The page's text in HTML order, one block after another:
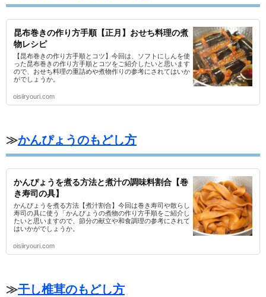
昆布巻きの作り方手順【正月】おせち料理の煮
物レシピ
【昆布巻きの作り方手順とコツ】今回は、ソフトにしんを使
った昆布巻きの作り方手順とコツをご紹介したいと思います
ので、おせち料理の重詰めや煮物作りの参考にされてはいか
がでしょうか。
oisiiryouri.com
≫かんぴょうのもどし方
かんぴょうを煮る方法と煮汁の調味料割合【巻
き寿司の具】
かんぴょうを煮る方法【煮汁割合】今回は巻き寿司や散らし
寿司の具に使う「かんぴょうの煮物の作り方手順をご紹介し
たいと思いますので、節分の献立や和食調理の参考にされて
はいかがでしょうか。
oisiiryouri.com
≫干し椎茸のもどし方